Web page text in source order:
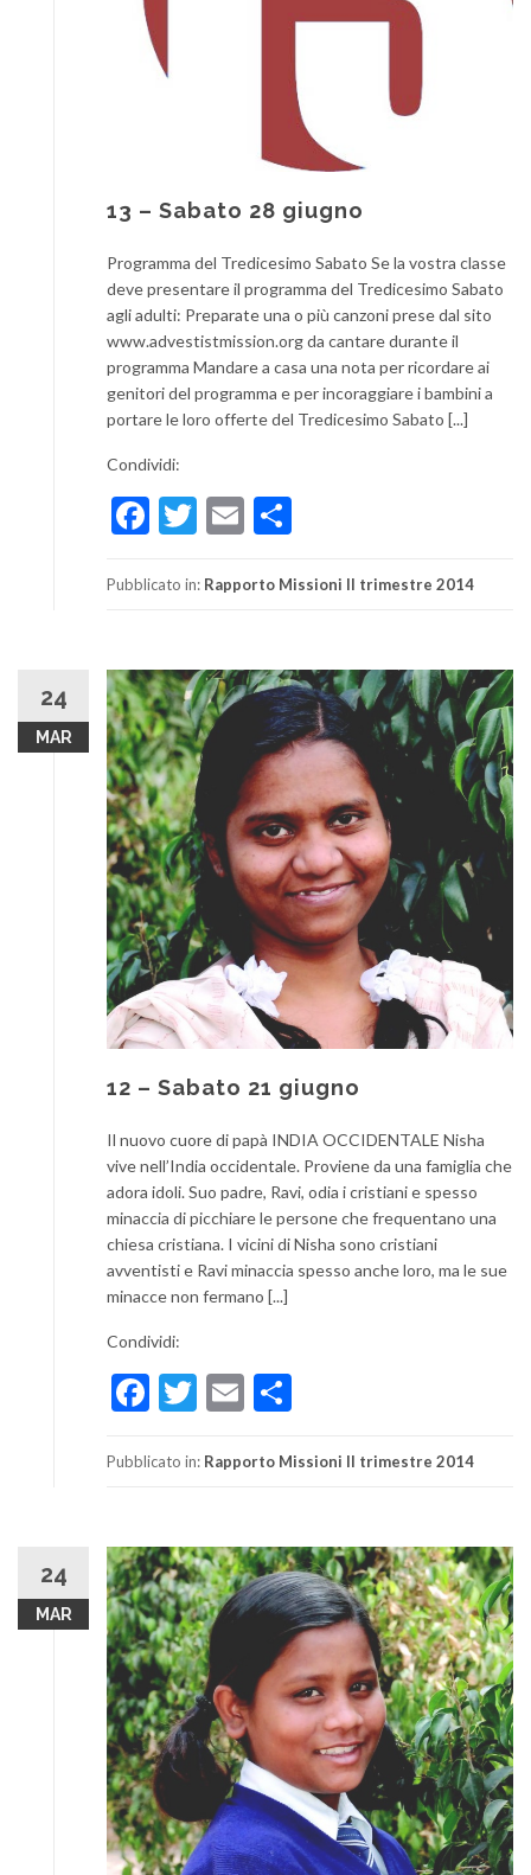
13 – Sabato 28 giugno
Programma del Tredicesimo Sabato Se la vostra classe
deve presentare il programma del Tredicesimo Sabato
agli adulti: Preparate una o più canzoni prese dal sito
www.advestistmission.org da cantare durante il
programma Mandare a casa una nota per ricordare ai
genitori del programma e per incoraggiare i bambini a
portare le loro offerte del Tredicesimo Sabato [...]
Condividi:
Facebook
Twitter
Email
Pubblicato in: Rapporto Missioni II trimestre 2014
24
MAR
12 – Sabato 21 giugno
Il nuovo cuore di papà INDIA OCCIDENTALE Nisha
vive nell’India occidentale. Proviene da una famiglia che
adora idoli. Suo padre, Ravi, odia i cristiani e spesso
minaccia di picchiare le persone che frequentano una
chiesa cristiana. I vicini di Nisha sono cristiani
avventisti e Ravi minaccia spesso anche loro, ma le sue
minacce non fermano [...]
Condividi:
Facebook
Twitter
Email
Pubblicato in: Rapporto Missioni II trimestre 2014
24
MAR